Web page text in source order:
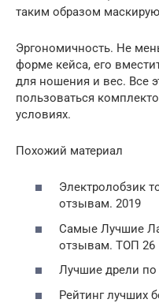
таким образом
Эргономичность. Не
форме кейса, его
для ношения и вес. Все
пользоваться
условиях.
Похожий материал
Электролобзик
отзывам. 2019
Самые Лучшие
отзывам. ТОП 26
Лучшие дрели
Рейтинг лучших